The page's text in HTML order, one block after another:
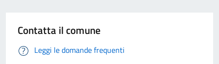
Contatta il comune
Leggi le domande frequenti